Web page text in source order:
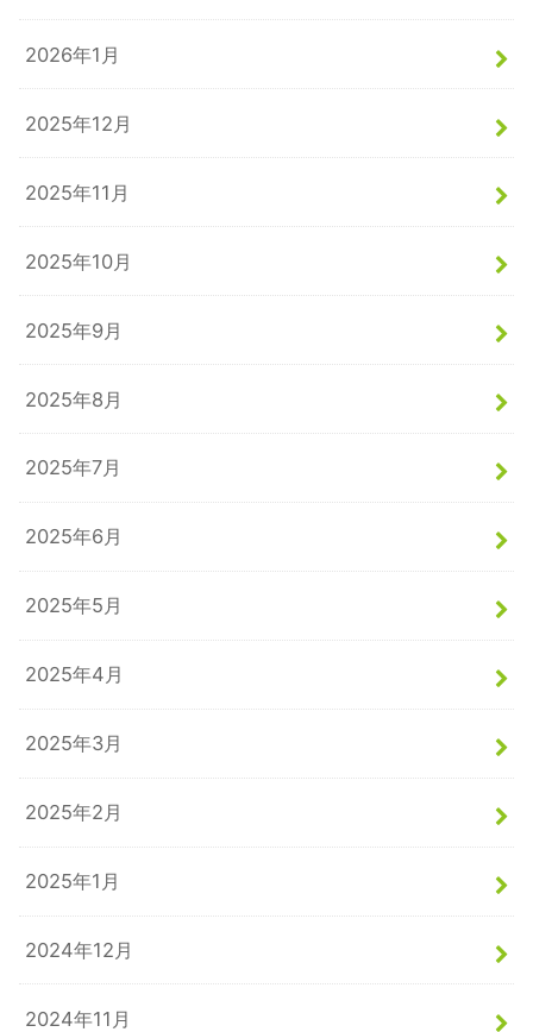
2026年1月
2025年12月
2025年11月
2025年10月
2025年9月
2025年8月
2025年7月
2025年6月
2025年5月
2025年4月
2025年3月
2025年2月
2025年1月
2024年12月
2024年11月